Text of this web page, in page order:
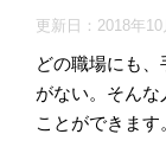
更新日： 2018年10
どの職場にも
がない。そん
ことができま